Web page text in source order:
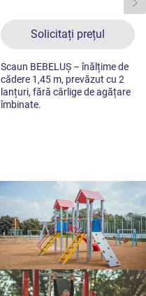
Solicitați prețul
Scaun BEBELUȘ – înălțime de
cădere 1,45 m, prevăzut cu 2
lanțuri, fără cârlige de agățare
îmbinate.